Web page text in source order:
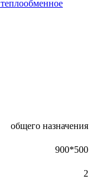
общего назначения
900*500
2